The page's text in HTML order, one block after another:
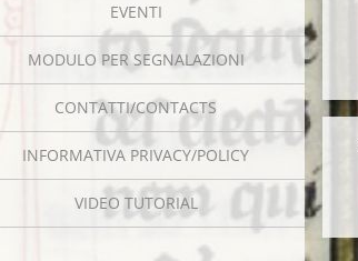
EVENTI
MODULO PER SEGNALAZIONI
CONTATTI/CONTACTS
INFORMATIVA PRIVACY/POLICY
VIDEO TUTORIAL